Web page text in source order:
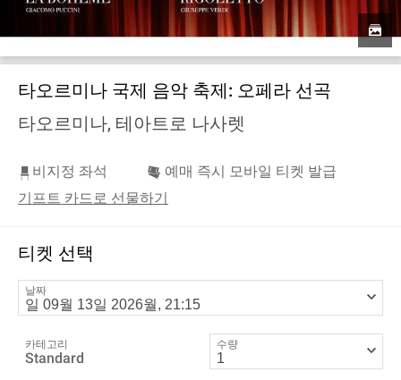
타오르미나 국제 음악 축제: 오페라 선곡
타오르미나, 테아트로 나사렛
비지정 좌석
예매 즉시 모바일 티켓 발급
기프트 카드로 선물하기
티켓 선택
날짜
카테고리
Standard
수량